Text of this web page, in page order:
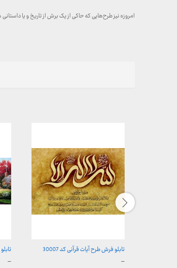
امروزه نیز طرح‌هایی که حاکی از یک برش از تاریخ و یا
تابلو فرش طرح آیات قرآنی کد 30007
–محدوده –